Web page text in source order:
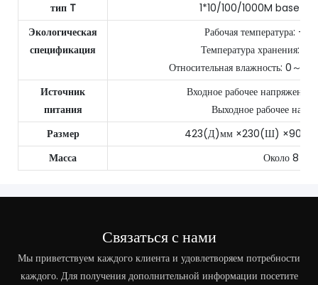
тип T
1*10/100/1000M base-
Экологическая
спецификация
Рабочая температура:
Температура хранения:
Относительная влажность: 0～
Источник
питания
Входное рабочее
Выходное рабочее
Размер
423(Д)мм ×230(Ш) ×90(В)
Масса
Около 8 кг
Связаться с нами
Мы приветствуем каждого клиента и удовлетворяем потребности
каждого. Для получения дополнительной информации посетите